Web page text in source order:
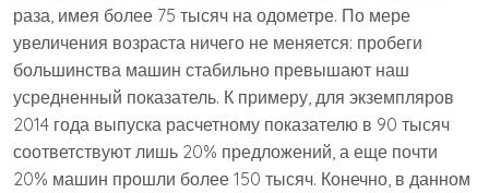
раза, имея более 75 тысяч на одометре. По мере
увеличения возраста ничего не меняется: пробеги
большинства машин стабильно превышают наш
усредненный показатель. К примеру, для экземпляров
2014 года выпуска расчетному показателю в 90 тысяч
соответствуют лишь 20% предложений, а еще почти
20% машин прошли более 150 тысяч. Конечно, в данном